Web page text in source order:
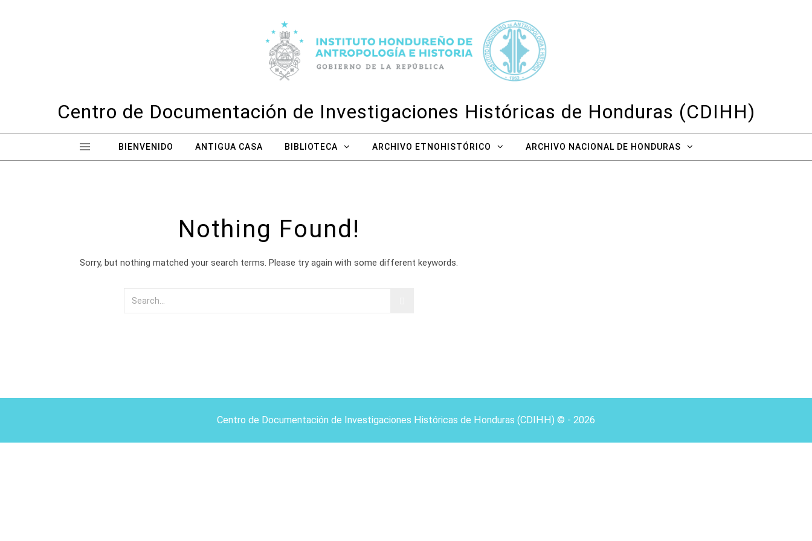
Centro de Documentación de Investigaciones Históricas de Honduras (CDIHH)
BIENVENIDO ANTIGUA CASA BIBLIOTECA ARCHIVO ETNOHISTÓRICO ARCHIVO NACIONAL DE HONDURAS
Nothing Found!
Sorry, but nothing matched your search terms. Please try again with some different keywords.
Centro de Documentación de Investigaciones Históricas de Honduras (CDIHH) © - 2026